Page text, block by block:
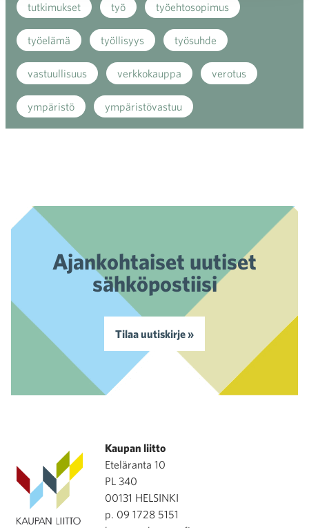
tutkimukset työ työehtosopimus
työelämä työllisyys työsuhde
vastuullisuus verkkokauppa verotus
ympäristö ympäristövastuu
Ajankohtaiset uutiset
sähköpostiisi
Tilaa uutiskirje »
Kaupan liitto
Eteläranta 10
PL 340
00131 HELSINKI
p. 09 1728 5151